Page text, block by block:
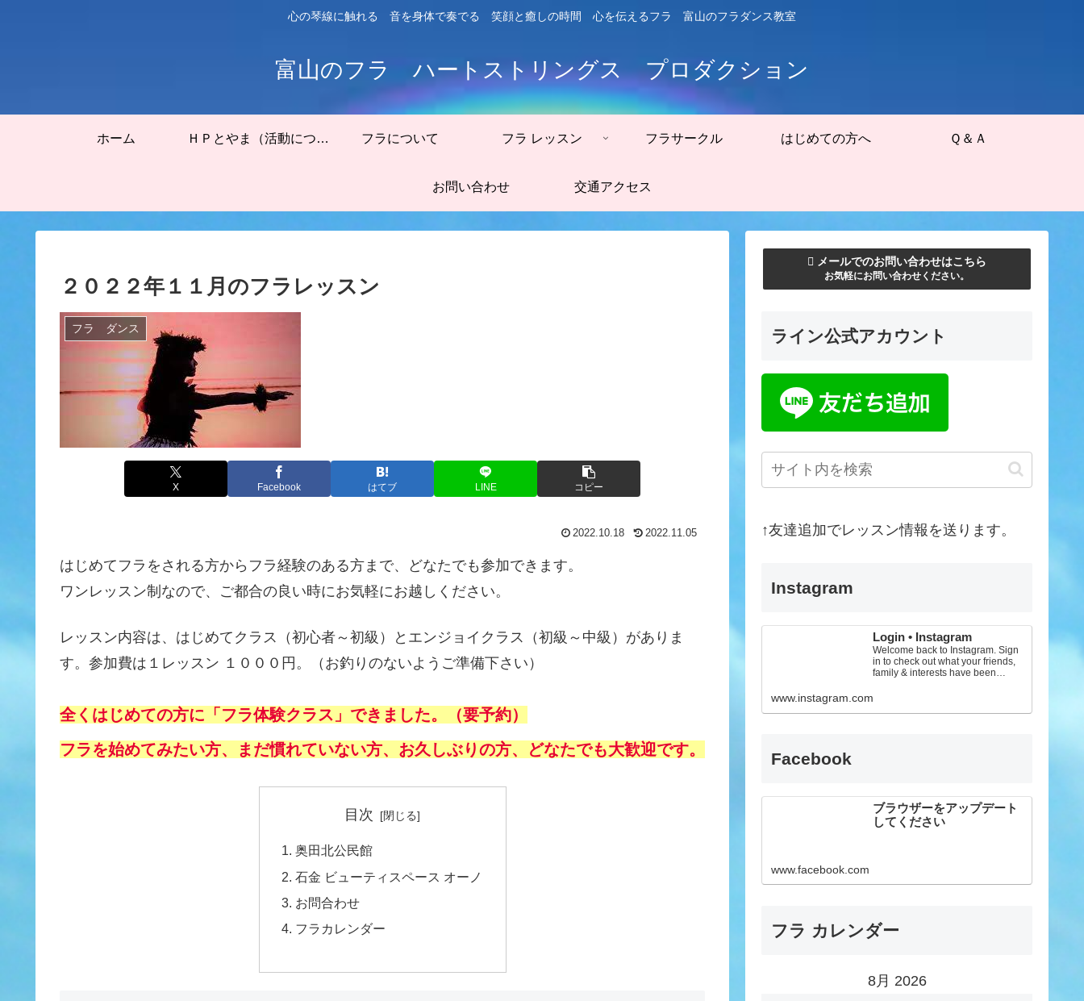
心の琴線に触れる 音を身体で奏でる 笑顔と癒しの時間 心を伝えるフラ 富山のフラダンス教室
富山のフラ ハートストリングス プロダクション
ホーム ＨＰとやま（活動について） フラについて フラ レッスン フラサークル はじめての方へ Ｑ＆Ａ
お問い合わせ 交通アクセス
２０２２年１１月のフラレッスン
フラ ダンス
X Facebook はてブ LINE コピー
2022.10.18 2022.11.05
はじめてフラをされる方からフラ経験のある方まで、どなたでも参加できます。
ワンレッスン制なので、ご都合の良い時にお気軽にお越しください。
レッスン内容は、はじめてクラス（初心者～初級）とエンジョイクラス（初級～中級）がありま
す。参加費は１レッスン １０００円。（お釣りのないようご準備下さい）
全くはじめての方に「フラ体験クラス」できました。（要予約）
フラを始めてみたい方、まだ慣れていない方、お久しぶりの方、どなたでも大歓迎です。
目次
奥田北公民館
石金 ビューティスペース オーノ
お問合わせ
フラカレンダー
メールでのお問い合わせはこちら
お気軽にお問い合わせください。
ライン公式アカウント
↑友達追加でレッスン情報を送ります。
Instagram
Login • Instagram
Welcome back to Instagram. Sign
in to check out what your friends,
family & interests have been
www.instagram.com
Facebook
ブラウザーをアップデート
してください
www.facebook.com
フラ カレンダー
8月 2026